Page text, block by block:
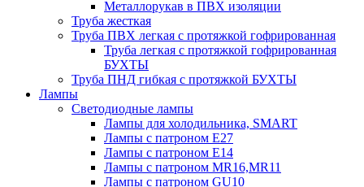
Металлорукав в ПВХ изоляции
Труба жесткая
Труба ПВХ легкая с протяжкой гофрированная
Труба легкая с протяжкой гофрированная
БУХТЫ
Труба ПНД гибкая с протяжкой БУХТЫ
Лампы
Светодиодные лампы
Лампы для холодильника, SMART
Лампы с патроном E27
Лампы с патроном Е14
Лампы с патроном MR16,MR11
Лампы с патроном GU10